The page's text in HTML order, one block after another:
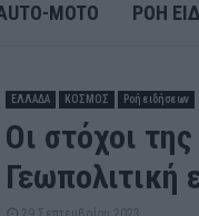
MOTO ΡΟΉ
ΕΛΛΑΔΑ ΚΟΣΜΟΣ Ροή ειδήσεων
Οι στόχοι
Γεωπολιτική